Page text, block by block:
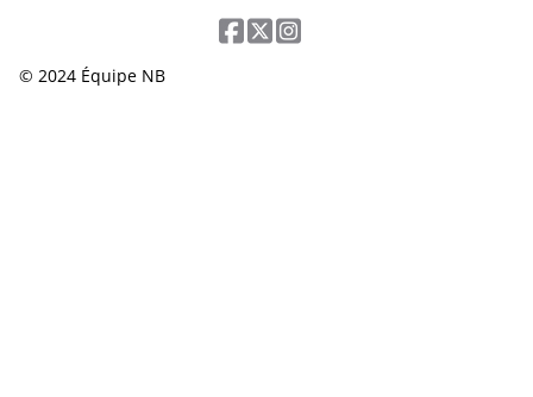
© 2024 Équipe NB